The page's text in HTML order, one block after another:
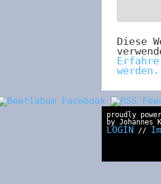
Diese
werden.
proudly
by Johannes
LOGIN //